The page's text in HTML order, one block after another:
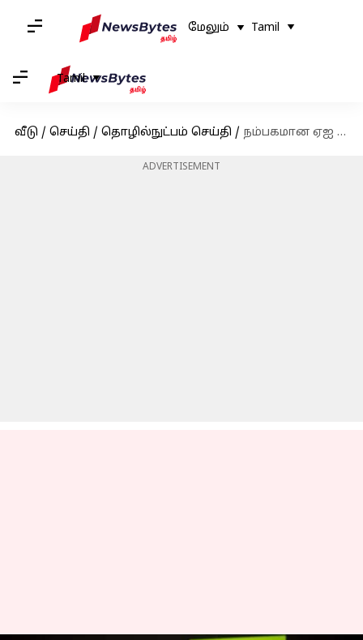
மேலும் Tamil
Tamil
வீடு / செய்தி / தொழில்நுட்பம் செய்தி / நம்பகமான ஏஐ வர இன்னும் பல ஆண்டுகள் ஆகலாம் என NVIDIA சிஇஓ ஜென்சன் ஹுவாங் கணிப்பு
ADVERTISEMENT